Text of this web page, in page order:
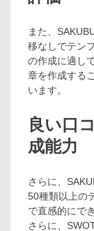
また、
移なしでテン
の作成に適し
章を作成する
います。
良い口
成能力
さらに、
50種類以上の
で直感的にで
さらに、